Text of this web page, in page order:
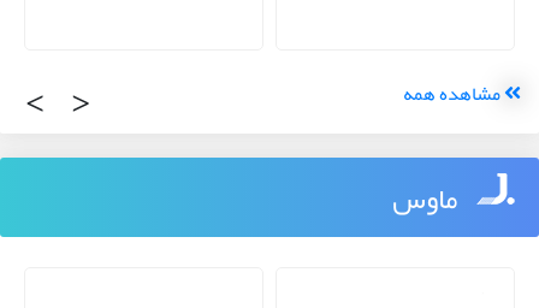
‹ › مشاهده همه
ماوس